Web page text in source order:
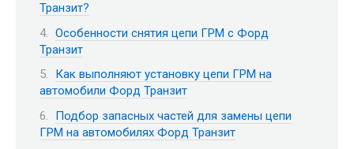
Транзит?
Особенности снятия цепи ГРМ с Форд
Транзит
Как выполняют установку цепи ГРМ на
автомобили Форд Транзит
Подбор запасных частей для замены цепи
ГРМ на автомобилях Форд Транзит